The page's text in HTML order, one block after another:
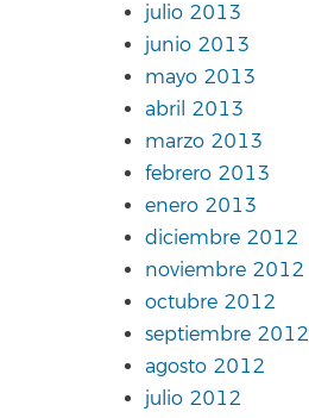
julio 2013
junio 2013
mayo 2013
abril 2013
marzo 2013
febrero 2013
enero 2013
diciembre 2012
noviembre 2012
octubre 2012
septiembre 2012
agosto 2012
julio 2012